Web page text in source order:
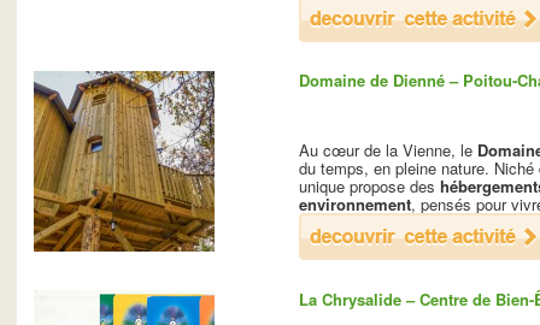
Domaine de Dienné – Poitou-
Au cœur de la Vienne, le
du temps, en pleine nature.
unique propose des
environnement, pensés pour
La Chrysalide – Centre de